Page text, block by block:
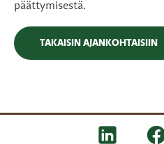
päättymisestä.
TAKAISIN AJANKOHTAISIIN